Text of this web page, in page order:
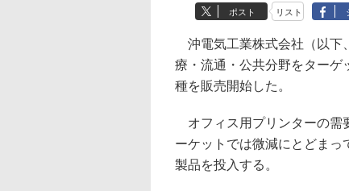
ポスト リスト
沖電気工業株式会社（以下
療・流通・公共分野をターゲ
種を販売開始した。
オフィス用プリンターの需
ーケットでは微減にとどま
製品を投入する。